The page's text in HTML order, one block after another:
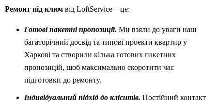
Ремонт під ключ від LoftService – це:
Готові пакетні пропозиції. Ми взяли до уваги наш
багаторічний досвід та типові проекти квартир у
Харкові та створили кілька готових пакетних
пропозицій, щоб максимально скоротити час
підготовки до ремонту.
Індивідуальний підхід до клієнтів. Постійний контакт